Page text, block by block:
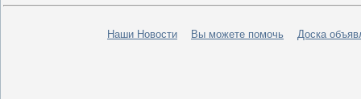
Наши Новости Вы можете помочь Доска